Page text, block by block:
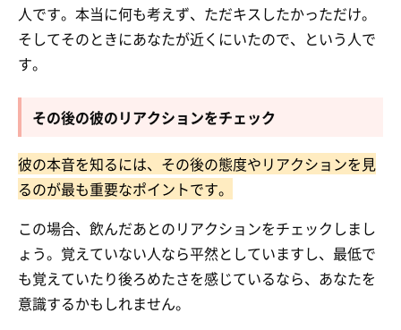
人です。本当に何も考えず、ただキスしたかっただけ。
そしてそのときにあなたが近くにいたので、という人で
す。
その後の彼のリアクションをチェック
彼の本音を知るには、その後の態度やリアクションを見
るのが最も重要なポイントです。
この場合、飲んだあとのリアクションをチェックしまし
ょう。覚えていない人なら平然としていますし、最低で
も覚えていたり後ろめたさを感じているなら、あなたを
意識するかもしれません。